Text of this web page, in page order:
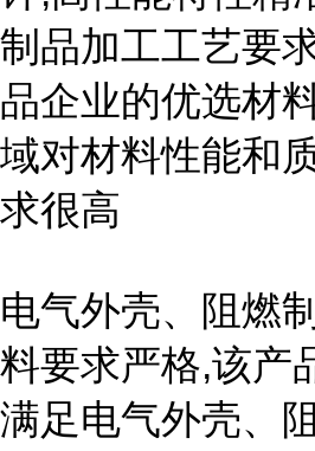
制品加工工艺要
品企业的优选材
域对材料性能和
求很高
电气外壳、阻燃
料要求严格,该产
满足电气外壳、